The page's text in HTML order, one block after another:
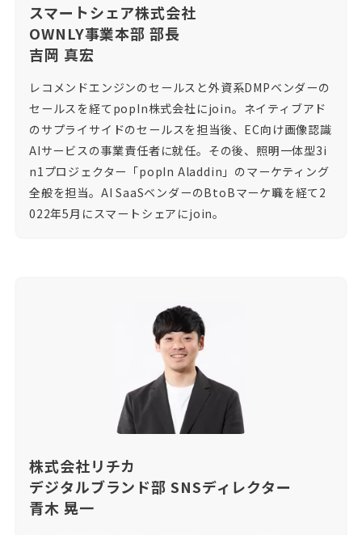
スマートシェア株式会社
OWNLY事業本部 部長
吉岡 真宏
レコメンドエンジンのセールスと外資系DMPベンダーの
セールスを経てpopIn株式会社にjoin。ネイティブアド
のサプライサイドのセールスを担当後、EC向け画像認識
AIサービスの事業責任者に就任。その後、照明一体型3i
n1プロジェクター「popIn Aladdin」のマーケティング
全般を担当。AI SaaSベンダーのBtoBマーケ職を経て2
022年5月にスマートシェアにjoin。
株式会社リチカ
デジタルブランド部 SNSディレクター
青木 晃一